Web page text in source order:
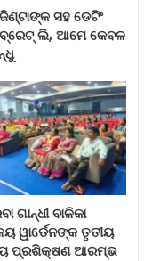
ମଧ୍ୟରେ ୪୫୦
ଦେଇ ଫର୍ମ ପୂରଣ
ଯଦି ଛାତ୍ରଛାତ୍ରୀ
୧ ରୁ ୩ ତାରିଖ
କରିପାରିବେ ।
କତ୍ତୃପକ୍ଷ ପିଲାଙ୍କ
ସହ ଡେଟିଂ
ଲି, ଆମେ କେବଳ
ଗାନ୍ଧୀ ବାଳିକା
ୱାର୍ଡେନଙ୍କ ତୃତୀୟ
ପ୍ରଶିକ୍ଷଣ ଆରମ୍ଭ